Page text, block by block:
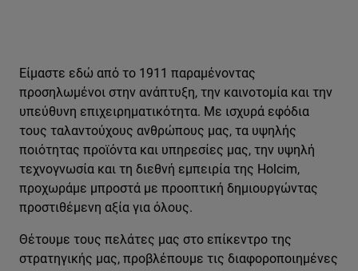
Είμαστε εδώ από το 1911 παραμένοντας
προσηλωμένοι στην ανάπτυξη, την καινοτομία και την
υπεύθυνη επιχειρηματικότητα. Με ισχυρά εφόδια
τους ταλαντούχους ανθρώπους μας, τα υψηλής
ποιότητας προϊόντα και υπηρεσίες μας, την υψηλή
τεχνογνωσία και τη διεθνή εμπειρία της Holcim,
προχωράμε μπροστά με προοπτική δημιουργώντας
προστιθέμενη αξία για όλους.
Θέτουμε τους πελάτες μας στο επίκεντρο της
στρατηγικής μας, προβλέπουμε τις διαφοροποιημένες